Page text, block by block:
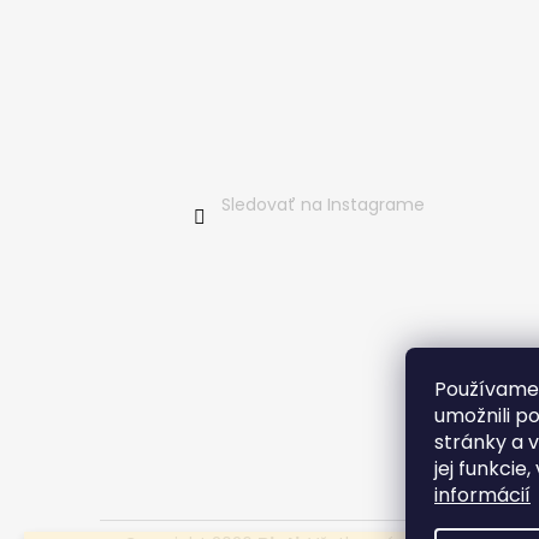
umožnili
stránky a
jej
informácií
Sledovať na Instagrame